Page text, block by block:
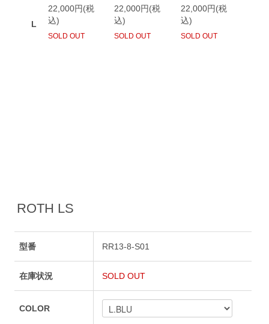
ROTH LS
型番 RR13-8-S01
在庫状況 SOLD OUT
COLOR